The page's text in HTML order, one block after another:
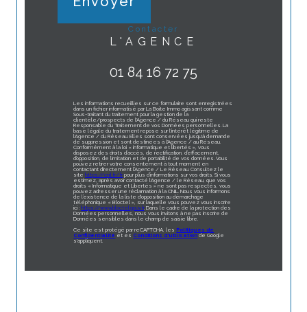
contacter
L'AGENCE
01 84 16 72 75
Les informations recueillies sur ce formulaire sont enregistrées
dans un fichier informatisé par La Boite Immo agissant comme
Sous-traitant du traitement pour la gestion de la
clientèle/prospects de l'Agence / du Réseau qui reste
Responsable du Traitement de vos Données personnelles. La
base légale du traitement repose sur l'intérêt légitime de
l'Agence / du Réseau. Elles sont conservées jusqu'à demande
de suppression et sont destinées à l'Agence / au Réseau.
Conformément à la loi « informatique et libertés », vous
disposez des droits d’accès, de rectification, d’effacement,
d’opposition, de limitation et de portabilité de vos données. Vous
pouvez retirer votre consentement à tout moment en
contactant directement l’Agence / Le Réseau. Consultez le
site https://cnil.fr/fr pour plus d’informations sur vos droits. Si vous
estimez, après avoir contacté l'Agence / le Réseau, que vos
droits « Informatique et Libertés » ne sont pas respectés, vous
pouvez adresser une réclamation à la CNIL. Nous vous informons
de l’existence de la liste d'opposition au démarchage
téléphonique « Bloctel », sur laquelle vous pouvez vous inscrire
ici : https://www.bloctel.gouv.fr. Dans le cadre de la protection des
Données personnelles, nous vous invitons à ne pas inscrire de
Données sensibles dans le champ de saisie libre.
Ce site est protégé par reCAPTCHA, les Politiques de
Confidentialité et es Conditions d'utilisation de Google
s'appliquent.